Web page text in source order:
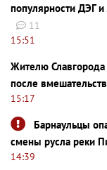
популярности ДЭГ
11
15:51
Жителю
после
15:17
Барнаульцы
смены русла реки
14:39